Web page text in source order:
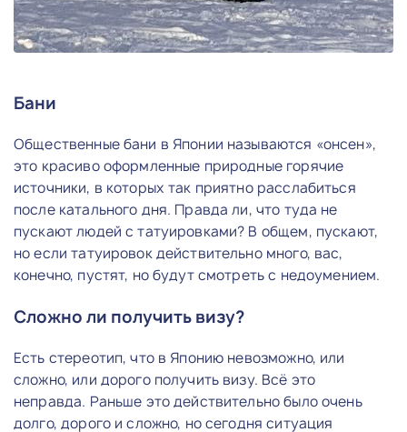
Бани
Общественные бани в Японии называются «онсен»,
это красиво оформленные природные горячие
источники, в которых так приятно расслабиться
после катального дня. Правда ли, что туда не
пускают людей с татуировками? В общем, пускают,
но если татуировок действительно много, вас,
конечно, пустят, но будут смотреть с недоумением.
Сложно ли получить визу?
Есть стереотип, что в Японию невозможно, или
сложно, или дорого получить визу. Всё это
неправда. Раньше это действительно было очень
долго, дорого и сложно, но сегодня ситуация